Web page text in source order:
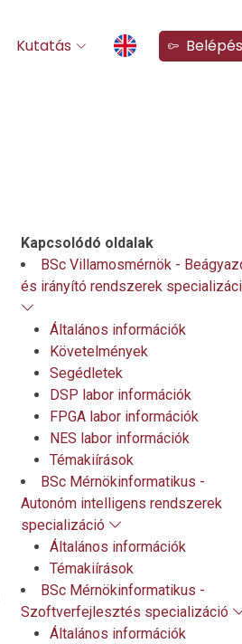
Kutatás Belépés
Kapcsolódó oldalak
BSc Villamosmérnök -
és irányító rendszerek
Általános információk
Követelmények
Segédletek
DSP labor információk
FPGA labor információk
NES labor információk
Témakiírások
BSc Mérnökinformatikus -
Autonóm intelligens rendszerek
specializáció
Általános információk
Témakiírások
BSc Mérnökinformatikus -
Szoftverfejlesztés specializáció
Általános információk